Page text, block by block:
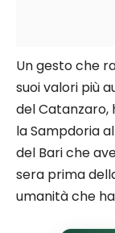
Un gesto che
suoi valori più
del Catanzaro,
la Sampdoria
del Bari che
sera prima
umanità che